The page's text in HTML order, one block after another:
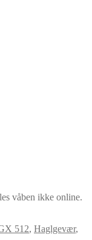
våben ikke online.
512, Haglgevær,